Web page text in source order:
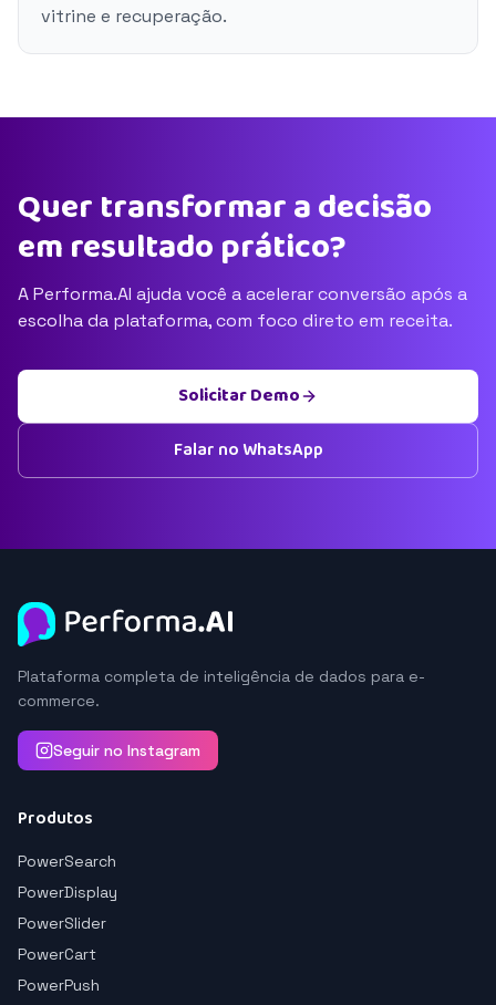
vitrine e recuperação.
Quer transformar a decisão
em resultado prático?
A Performa.AI ajuda você a acelerar conversão após a
escolha da plataforma, com foco direto em receita.
Solicitar Demo
Falar no WhatsApp
Plataforma completa de inteligência de dados para e-
commerce.
Seguir no Instagram
Produtos
PowerSearch
PowerDisplay
PowerSlider
PowerCart
PowerPush